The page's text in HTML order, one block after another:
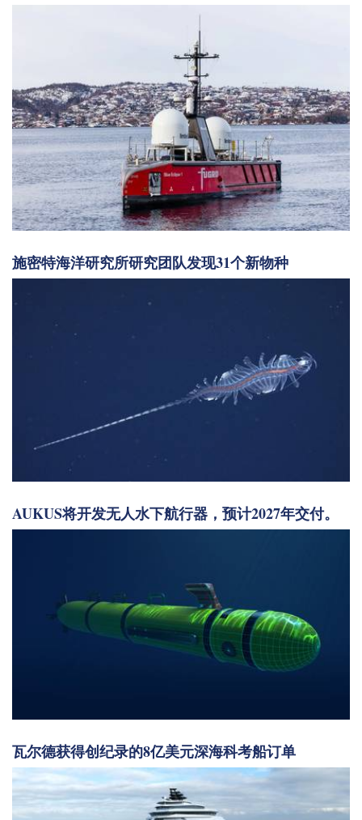
施密特海洋研究所研究团队发现31个新物种
AUKUS将开发无人水下航行器，预计2027年交付。
瓦尔德获得创纪录的8亿美元深海科考船订单